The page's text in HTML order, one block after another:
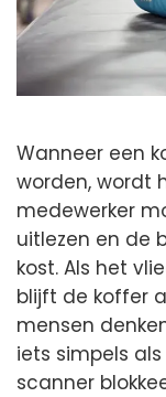
Wanneer een
worden, wordt
medewerker
uitlezen en de
kost. Als het
blijft de koffer
mensen
iets simpels
scanner